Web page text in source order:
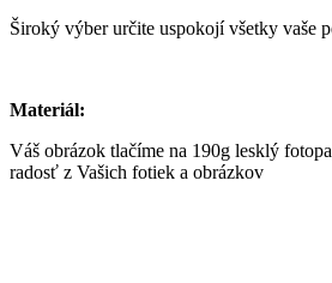
Široký výber určite uspokojí všetky vaše
Materiál:
Váš obrázok tlačíme na 190g lesklý
radosť z Vašich fotiek a obrázkov